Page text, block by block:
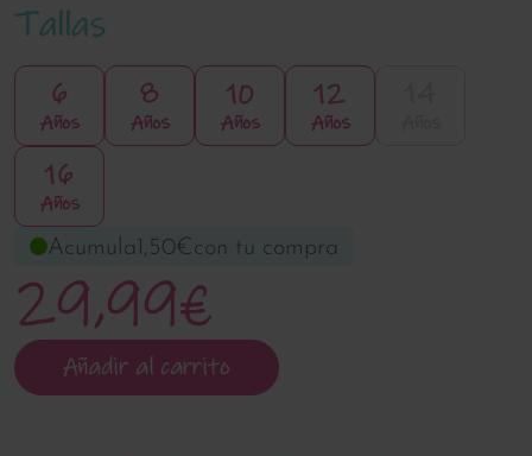
Tallas
6
Años
8
Años
10
Años
12
Años
16
Años
Acumula1,50€ con tu compra
29,99€
Añadir al carrito